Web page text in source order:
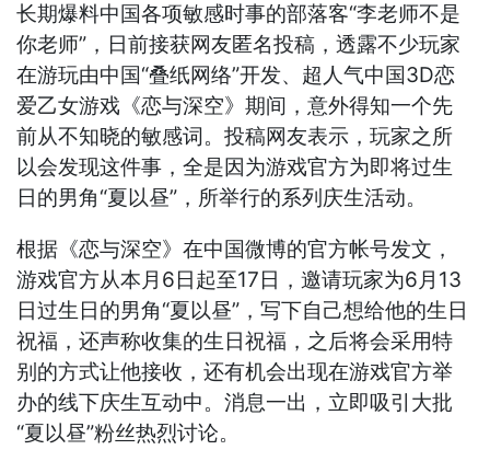
长期爆料中国各项敏感时事的部落客“李老师不是
你老师”，日前接获网友匿名投稿，透露不少玩家
在游玩由中国“叠纸网络”开发、超人气中国3D恋
爱乙女游戏《恋与深空》期间，意外得知一个先
前从不知晓的敏感词。投稿网友表示，玩家之所
以会发现这件事，全是因为游戏官方为即将过生
日的男角“夏以昼”，所举行的系列庆生活动。
根据《恋与深空》在中国微博的官方帐号发文，
游戏官方从本月6日起至17日，邀请玩家为6月13
日过生日的男角“夏以昼”，写下自己想给他的生日
祝福，还声称收集的生日祝福，之后将会采用特
别的方式让他接收，还有机会出现在游戏官方举
办的线下庆生互动中。消息一出，立即吸引大批
“夏以昼”粉丝热烈讨论。